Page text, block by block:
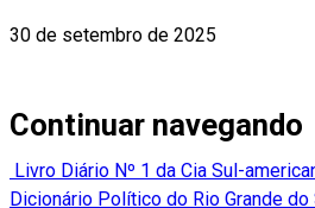
30 de setembro de 2025
Continuar navegando
Livro Diário Nº 1 da Cia Sul-
Dicionário Político do Rio Grande